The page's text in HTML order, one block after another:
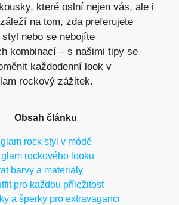
které oslní nejen vás, ale i
na tom, zda preferujete
nebo se nebojíte
kombinací – s našimi tipy se
každodenní look v
rockový zážitek.
Obsah článku
rock styl v módě
rockového looku
barvy a materiály
pro každou příležitost
a šperky pro extravaganci